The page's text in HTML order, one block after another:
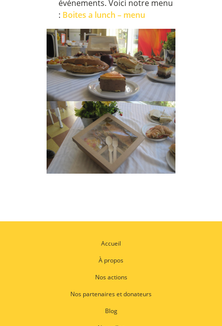
événements. Voici notre menu
: Boites a lunch – menu
Accueil
À propos
Nos actions
Nos partenaires et donateurs
Blog